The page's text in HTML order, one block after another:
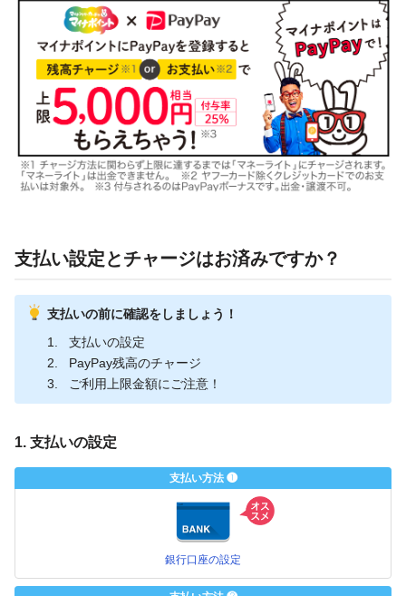
支払い設定とチャージはお済みですか？
支払いの前に確認をしましょう！
支払いの設定
PayPay残高のチャージ
ご利用上限金額にご注意！
1. 支払いの設定
支払い方法 ❶
銀行口座の設定